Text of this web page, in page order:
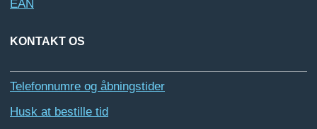
EAN
KONTAKT OS
Telefonnumre og åbningstider
Husk at bestille tid